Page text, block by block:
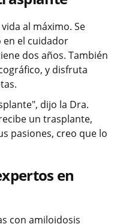
al máximo. Se
en el cuidador
dos años. También
y disfruta
dijo la Dra.
un trasplante,
pasiones, creo que lo
en
con amiloidosis